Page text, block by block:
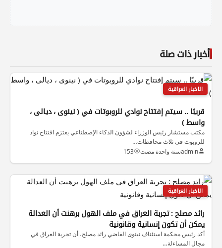
أخبار ذات صلة
الاخبار العراقية
قريبًا .. سيتم إفتتاح نوادي للروبوتات في ( نينوى ، ديالى ،
واسط )
مكتب مستشار رئيس الوزراء لشؤون الذكاء الإصطناعي يعتزم افتتاح نواد
للروبوت في ثلاث محافظات…
adminسنة واحدة مضت 153
الاخبار العراقية
رائد مصلح : تجربة العراق في ملف الهول برهنت أن العدالة
يمكن أن تكون إنسانية وقانونية
أكد رئيس محكمة استئناف نينوى القاضي رائد مصلح، أن تجربة العراق في
مجال المساءلة…